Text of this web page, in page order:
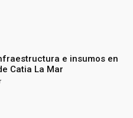
e insumos en
Catia La Mar